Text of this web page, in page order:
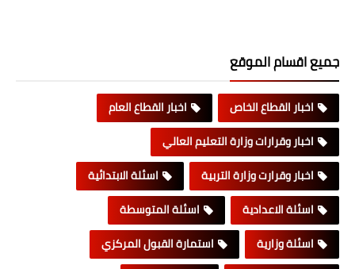
جميع اقسام الموقع
اخبار القطاع الخاص
اخبار القطاع العام
اخبار وقرارات وزارة التعليم العالي
اخبار وقرارت وزارة التربية
اسئلة الابتدائية
اسئلة الاعدادية
اسئلة المتوسطة
اسئلة وزارية
استمارة القبول المركزي